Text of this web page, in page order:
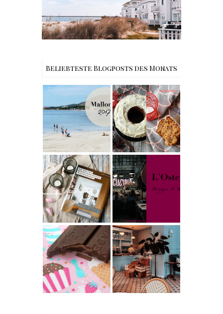
Beliebteste Blogposts des Monats
Reisen -
Mallorca
Urlaub im
Iberostar
Albufera Playa
– unsere
Erfahrungen in
Alcudia
Rezept |
Weltbester
Carrot Cake
mit Cream
Cheese
Frosting nach
Cynthia
Barcomi –
einfach &
saftig
Buchtipps - Die
besten
Skandinavische
n Wohnhäuser |
The Nina
Edition
My Berlin -
L'Osteria | The
Nina Edition
Produktempfeh
lung -
Australian
Queen and King
Snapper Dark
Chocolate &
Leather Flower
Berlin | Café
L’Berg –
Französischer
Charme mitten
in Berlin-
Wilmersdorf